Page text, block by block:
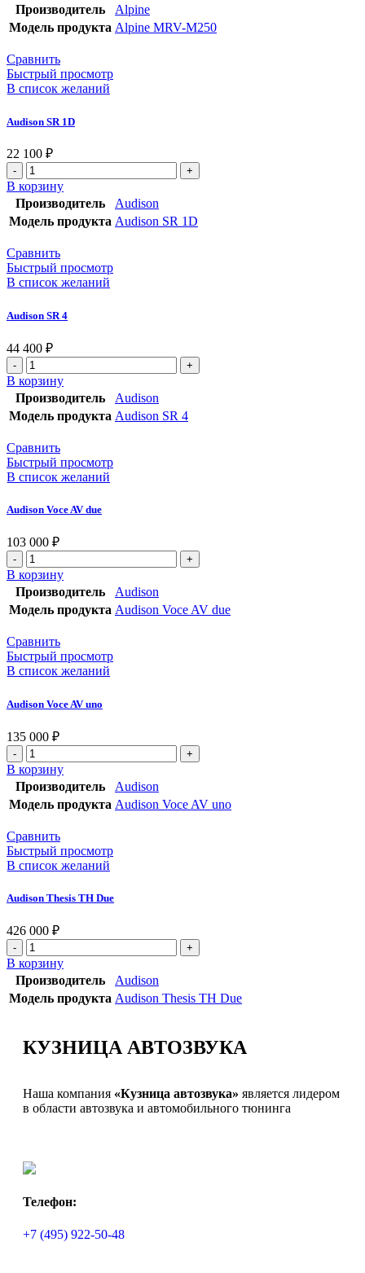
Производитель
Alpine
Модель продукта Alpine MRV-M250
Сравнить
Быстрый просмотр
В список желаний
Audison SR 1D
22 100 ₽
В корзину
Производитель
Audison
Модель продукта Audison SR 1D
Сравнить
Быстрый просмотр
В список желаний
Audison SR 4
44 400 ₽
В корзину
Производитель
Audison
Модель продукта Audison SR 4
Сравнить
Быстрый просмотр
В список желаний
Audison Voce AV due
103 000 ₽
В корзину
Производитель
Audison
Модель продукта Audison Voce AV due
Сравнить
Быстрый просмотр
В список желаний
Audison Voce AV uno
135 000 ₽
В корзину
Производитель
Audison
Модель продукта Audison Voce AV uno
Сравнить
Быстрый просмотр
В список желаний
Audison Thesis TH Due
426 000 ₽
В корзину
Производитель
Audison
Модель продукта Audison Thesis TH Due
КУЗНИЦА АВТОЗВУКА
Наша компания «Кузница автозвука» является лидером
в области автозвука и автомобильного тюнинга
Телефон:
+7 (495) 922-50-48